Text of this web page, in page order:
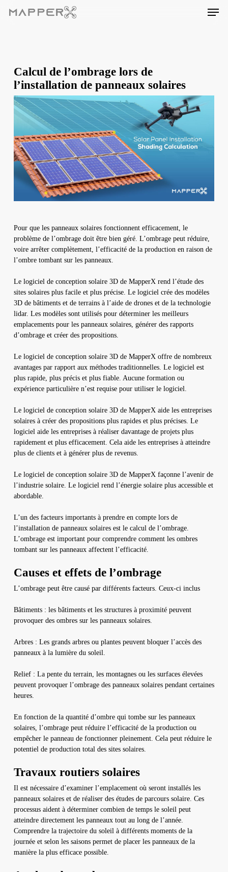
Menu
Calcul de l’ombrage lors de
l’installation de panneaux solaires
Pour que les panneaux solaires fonctionnent efficacement, le
problème de l’ombrage doit être bien géré. L’ombrage peut réduire,
voire arrêter complètement, l’efficacité de la production en raison de
l’ombre tombant sur les panneaux.
Le logiciel de conception solaire 3D de MapperX rend l’étude des
sites solaires plus facile et plus précise. Le logiciel crée des modèles
3D de bâtiments et de terrains à l’aide de drones et de la technologie
lidar. Les modèles sont utilisés pour déterminer les meilleurs
emplacements pour les panneaux solaires, générer des rapports
d’ombrage et créer des propositions.
Le logiciel de conception solaire 3D de MapperX offre de nombreux
avantages par rapport aux méthodes traditionnelles. Le logiciel est
plus rapide, plus précis et plus fiable. Aucune formation ou
expérience particulière n’est requise pour utiliser le logiciel.
Le logiciel de conception solaire 3D de MapperX aide les entreprises
solaires à créer des propositions plus rapides et plus précises. Le
logiciel aide les entreprises à réaliser davantage de projets plus
rapidement et plus efficacement. Cela aide les entreprises à atteindre
plus de clients et à générer plus de revenus.
Le logiciel de conception solaire 3D de MapperX façonne l’avenir de
l’industrie solaire. Le logiciel rend l’énergie solaire plus accessible et
abordable.
L’un des facteurs importants à prendre en compte lors de
l’installation de panneaux solaires est le calcul de l’ombrage.
L’ombrage est important pour comprendre comment les ombres
tombant sur les panneaux affectent l’efficacité.
Causes et effets de l’ombrage
L’ombrage peut être causé par différents facteurs. Ceux-ci inclus
Bâtiments : les bâtiments et les structures à proximité peuvent
provoquer des ombres sur les panneaux solaires.
Arbres : Les grands arbres ou plantes peuvent bloquer l’accès des
panneaux à la lumière du soleil.
Relief : La pente du terrain, les montagnes ou les surfaces élevées
peuvent provoquer l’ombrage des panneaux solaires pendant certaines
heures.
En fonction de la quantité d’ombre qui tombe sur les panneaux
solaires, l’ombrage peut réduire l’efficacité de la production ou
empêcher le panneau de fonctionner pleinement. Cela peut réduire le
potentiel de production total des sites solaires.
Travaux routiers solaires
Il est nécessaire d’examiner l’emplacement où seront installés les
panneaux solaires et de réaliser des études de parcours solaire. Ces
processus aident à déterminer combien de temps le soleil peut
atteindre directement les panneaux tout au long de l’année.
Comprendre la trajectoire du soleil à différents moments de la
journée et selon les saisons permet de placer les panneaux de la
manière la plus efficace possible.